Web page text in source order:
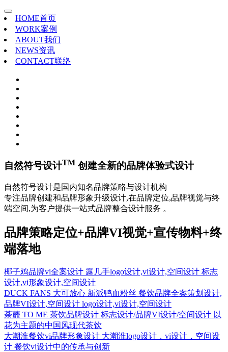
HOME首页
WORK案例
ABOUT我们
NEWS资讯
CONTACT联络
自然符号设计TM 创建全新的品牌体验式设计
自然符号设计是国内知名品牌策略与设计机构
专注品牌创建和品牌形象升级设计,在品牌定位,品牌视觉与终
端空间,为客户提供一站式品牌整合设计服务 。
品牌策略定位+品牌VI视觉+宣传物料+终
端落地
椰子鸡品牌vi全案设计 露几手logo设计,vi设计,空间设计 标志
设计,vi形象设计,空间设计
DUCK FANS 大可放心 新派鸭血粉丝 餐饮品牌全案策划设计,
品牌VI设计,空间设计 logo设计,vi设计,空间设计
荼蘼 TO ME 茶饮品牌设计 标志设计/品牌VI设计/空间设计 以
花为主题的中国风现代茶饮
大潮淮餐饮vi品牌形象设计 大潮淮logo设计，vi设计，空间设
计 餐饮vi设计中的传承与创新